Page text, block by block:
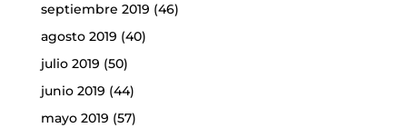
septiembre 2019 (46)
agosto 2019 (40)
julio 2019 (50)
junio 2019 (44)
mayo 2019 (57)